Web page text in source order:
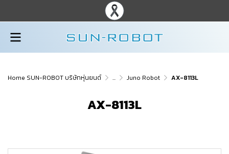
Home SUN-ROBOT บริษัทหุ่นยนต์ ... Juno Robot AX-8113L
AX-8113L